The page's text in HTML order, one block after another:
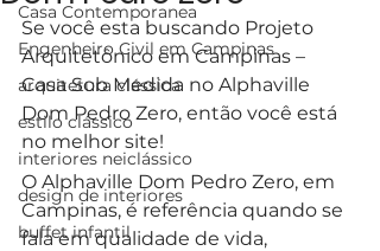
Casa Contemporanea
Engenheiro Civil em Campinas
arquitetura clássica
estilo clássico
interiores neiclássico
design de interiores
buffet infantil
Se você esta buscando Projeto
Arquitetônico em Campinas –
Casa Sob Medida no Alphaville
Dom Pedro Zero, então você está
no melhor site!
O Alphaville Dom Pedro Zero, em
Campinas, é referência quando se
fala em qualidade de vida,